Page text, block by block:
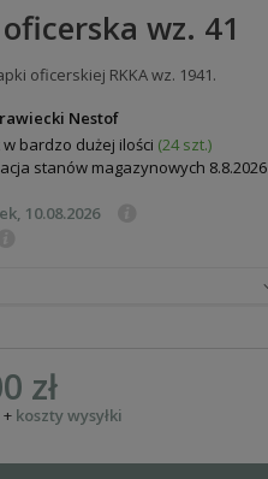
wz. 41
oficerskiej RKKA wz. 1941.
Nestof
bardzo dużej ilości (24 szt.)
stanów magazynowych 8.8.2026
10.08.2026
zł
+ koszty wysyłki